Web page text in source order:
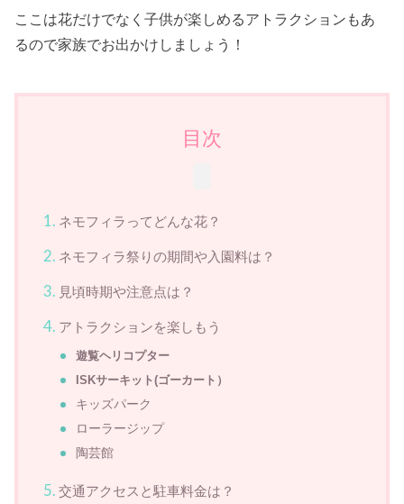
ここは花だけでなく子供が楽しめるアトラクションもあ
るので家族でお出かけしましょう！
目次
ネモフィラってどんな花？
ネモフィラ祭りの期間や入園料は？
見頃時期や注意点は？
アトラクションを楽しもう
遊覧ヘリコプター
ISKサーキット(ゴーカート）
キッズパーク
ローラージップ
陶芸館
交通アクセスと駐車料金は？